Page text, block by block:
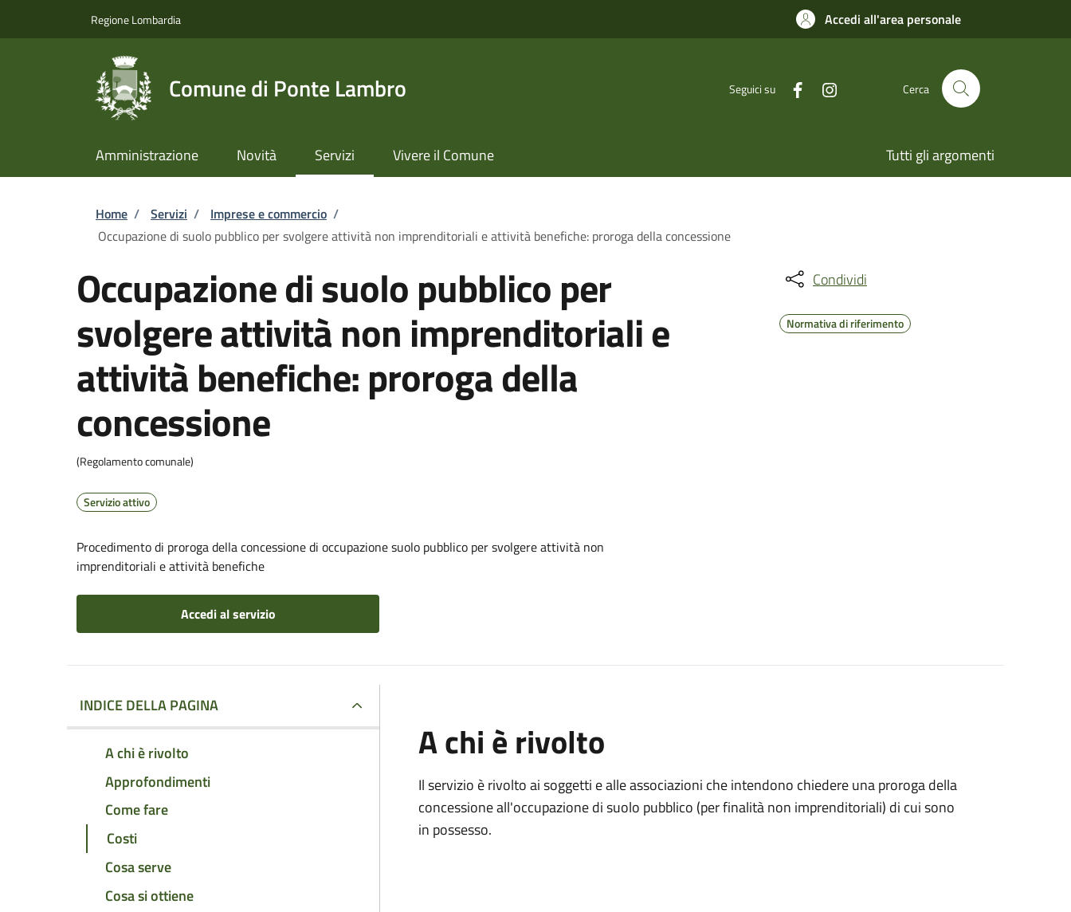
Regione Lombardia Accedi all'area personale
Comune di Ponte Lambro Seguici su Cerca
Amministrazione Novità Servizi Vivere il Comune Tutti gli argomenti
Briciole di pane
Home / Servizi / Imprese e commercio /
Occupazione di suolo pubblico per svolgere attività non imprenditoriali e attività benefiche: proroga della concessione
Occupazione di suolo pubblico per
svolgere attività non imprenditoriali e
attività benefiche: proroga della
concessione
(Regolamento comunale)
Servizio attivo
Procedimento di proroga della concessione di occupazione suolo pubblico per svolgere attività non
imprenditoriali e attività benefiche
Accedi al servizio
Condividi
Normativa di riferimento
INDICE DELLA PAGINA
A chi è rivolto
Approfondimenti
Come fare
Costi
Cosa serve
Cosa si ottiene
A chi è rivolto
Il servizio è rivolto ai soggetti e alle associazioni che intendono chiedere una proroga della
concessione all'occupazione di suolo pubblico (per finalità non imprenditoriali) di cui sono
in possesso.